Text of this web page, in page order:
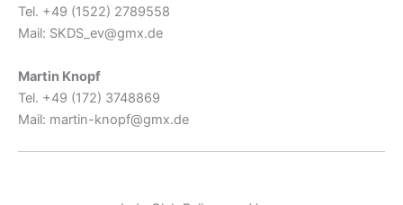
Tel. +49 (1522) 2789558
Mail: SKDS_ev@gmx.de
Martin Knopf
Tel. +49 (172) 3748869
Mail: martin-knopf@gmx.de